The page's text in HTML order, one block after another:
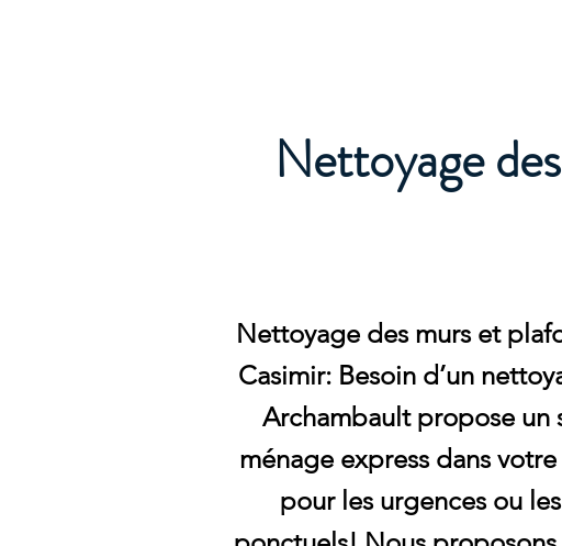
Nettoyage
Nettoyage des murs et
Casimir: Besoin d’un
Archambault propose un
ménage express dans
pour les urgences ou